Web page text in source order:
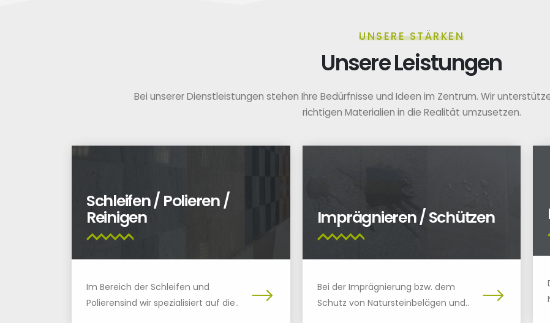
UNSERE STÄRKEN
Unsere Leistungen
Bei unserer Dienstleistungen stehen Ihre Bedürfnisse und Ideen im Zentrum. Wir
richtigen Materialien in die Realität umzusetzen.
Schleifen / Polieren /
Reinigen
Im Bereich der Schleifen und
Polierensind wir spezialisiert auf die..
Imprägnieren / Schützen
Bei der Imprägnierung bzw. dem
Schutz von Natursteinbelägen und..